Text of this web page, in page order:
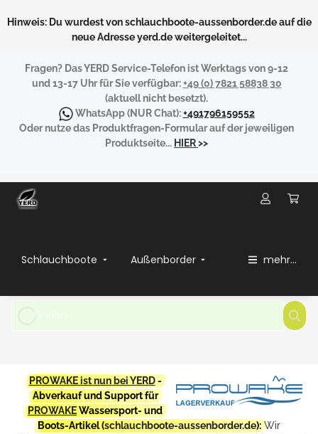
Hinweis: Du wurdest von schlauchboote-aussenborder.de auf die
neue Adresse yerd.de weitergeleitet...
Fragen? Das YERD Service-Telefon ist Werktags von 9-12
und 13-17 Uhr für Sie verfügbar:+49 (0) 7821 58838 30
(aktuell nicht besetzt).
WhatsApp(NUR Chat):+491796159552
Oder nutze das Produktfragen-Formular auf der jeweiligen
Produktseite... HIER>>
Schlauchboote Außenborder mehr...
PROWAKE ist nun bei YERD-
Abverkauf und Support für
PROWAKEWassersport- und
Boots-Artikel (schlauchboote-aussenborder.de): Wir